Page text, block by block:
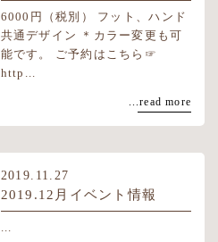
6000円（税別） フット、ハンド
共通デザイン ＊カラー変更も可
能です。 ご予約はこちら☞
http...
...read more
2019.11.27
2019.12月イベント情報